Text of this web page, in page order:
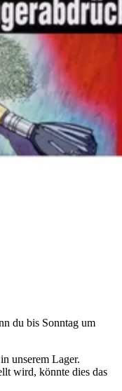
du bis Sonntag um
unserem Lager.
wird, könnte dies das